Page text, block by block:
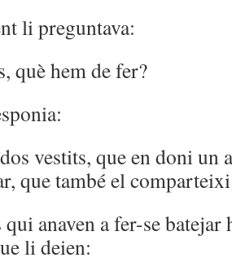
li preguntava:
què hem de fer?
vestits, que en doni un
que també el
anaven a fer-se
li deien: